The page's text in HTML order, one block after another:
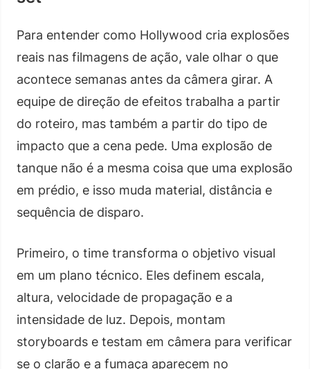
Para entender como Hollywood cria explosões
reais nas filmagens de ação, vale olhar o que
acontece semanas antes da câmera girar. A
equipe de direção de efeitos trabalha a partir
do roteiro, mas também a partir do tipo de
impacto que a cena pede. Uma explosão de
tanque não é a mesma coisa que uma explosão
em prédio, e isso muda material, distância e
sequência de disparo.
Primeiro, o time transforma o objetivo visual
em um plano técnico. Eles definem escala,
altura, velocidade de propagação e a
intensidade de luz. Depois, montam
storyboards e testam em câmera para verificar
se o clarão e a fumaça aparecem no